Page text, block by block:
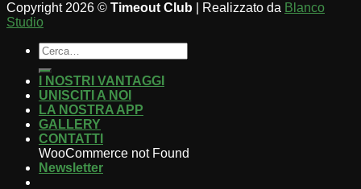
Copyright 2026 © Timeout Club | Realizzato da Blanco
Studio
I NOSTRI VANTAGGI
UNISCITI A NOI
LA NOSTRA APP
GALLERY
CONTATTI
WooCommerce not Found
Newsletter